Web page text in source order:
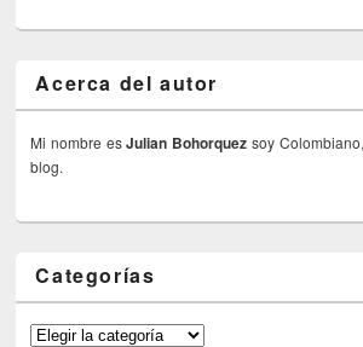
Acerca del autor
Mi nombre esJulian Bohorquez soy
blog.
Categorías
Categorías